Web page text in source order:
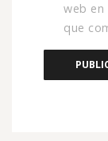
web en
que